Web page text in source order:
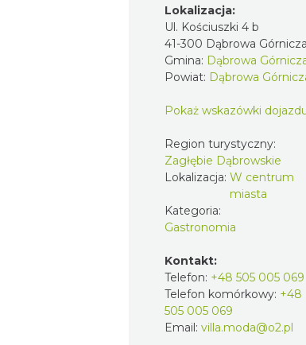
Lokalizacja:
Ul. Kościuszki 4 b
41-300 Dąbrowa Górnicza
Gmina: Dąbrowa
Powiat: Dąbrowa
Pokaż wskazówki
Region turystyczny:
Zagłębie Dąbrowskie
Lokalizacja: W centrum
miasta
Kategoria:
Gastronomia
Kontakt:
Telefon: +48 505 005 069
Telefon komórkowy: +48
505 005 069
Email: villa.moda@o2.pl